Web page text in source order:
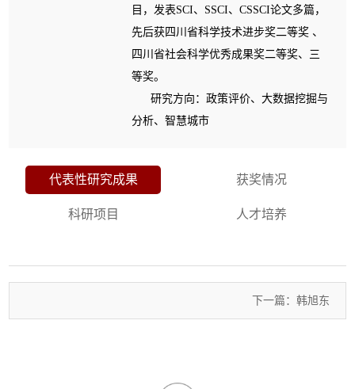
目，发表SCI、SSCI、CSSCI论文多篇，
先后获四川省科学技术进步奖二等奖 、
四川省社会科学优秀成果奖二等奖、三
等奖。
研究方向：政策评价、大数据挖掘与
分析、智慧城市
代表性研究成果 获奖情况
科研项目 人才培养
下一篇：韩旭东